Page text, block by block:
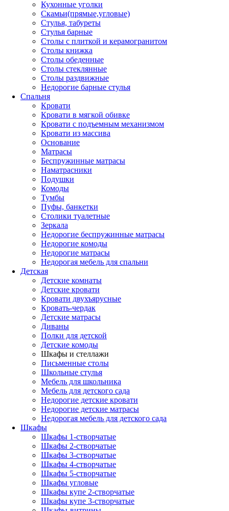
Кухонные уголки
Скамьи(прямые,угловые)
Стулья, табуреты
Стулья барные
Столы с плиткой и керамогранитом
Столы книжка
Столы обеденные
Столы стеклянные
Столы раздвижные
Недорогие барные стулья
Спальня
Кровати
Кровати в мягкой обивке
Кровати с подъемным механизмом
Кровати из массива
Основание
Матрасы
Беспружинные матрасы
Наматрасники
Подушки
Комоды
Тумбы
Пуфы, банкетки
Столики туалетные
Зеркала
Недорогие беспружинные матрасы
Недорогие комоды
Недорогие матрасы
Недорогая мебель для спальни
Детская
Детские комнаты
Детские кровати
Кровати двухъярусные
Кровать-чердак
Детские матрасы
Диваны
Полки для детской
Детские комоды
Шкафы и стеллажи
Письменные столы
Школьные стулья
Мебель для школьника
Мебель для детского сада
Недорогие детские кровати
Недорогие детские матрасы
Недорогая мебель для детского сада
Шкафы
Шкафы 1-створчатые
Шкафы 2-створчатые
Шкафы 3-створчатые
Шкафы 4-створчатые
Шкафы 5-створчатые
Шкафы угловые
Шкафы купе 2-створчатые
Шкафы купе 3-створчатые